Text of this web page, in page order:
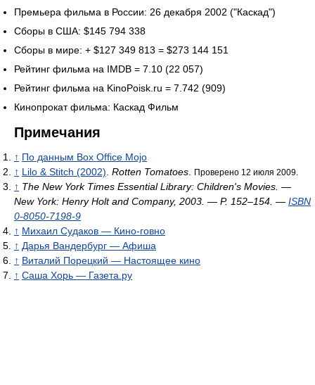
Премьера фильма в России: 26 декабря 2002 ("Каскад")
Сборы в США: $145 794 338
Сборы в мире: + $127 349 813 = $273 144 151
Рейтинг фильма на IMDB = 7.10 (22 057)
Рейтинг фильма на KinoPoisk.ru = 7.742 (909)
Кинопрокат фильма: Каскад Фильм
Примечания
↑ По данным Box Office Mojo
↑ Lilo & Stitch (2002) Rotten Tomatoes Проверено 12 июля 2009.
↑ The New York Times Essential Library: Children's Movies. —
New York: Henry Holt and Company, 2003. — P. 152–154. — ISBN
0-8050-7198-9
↑ Михаил Судаков — Кино-говно
↑ Дарья Вандербург — Афиша
↑ Виталий Порецкий — Настоящее кино
↑ Саша Хорь — Газета.ру